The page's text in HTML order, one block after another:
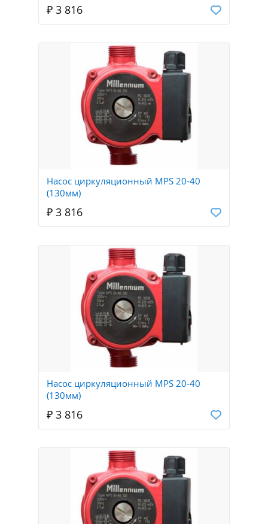
₽ 3 816
Насос циркуляционный MPS 20-40
(130мм)
₽ 3 816
Насос циркуляционный MPS 20-40
(130мм)
₽ 3 816